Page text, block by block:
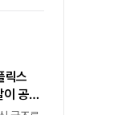
을
만
래서
시고
독이
릭스
공식